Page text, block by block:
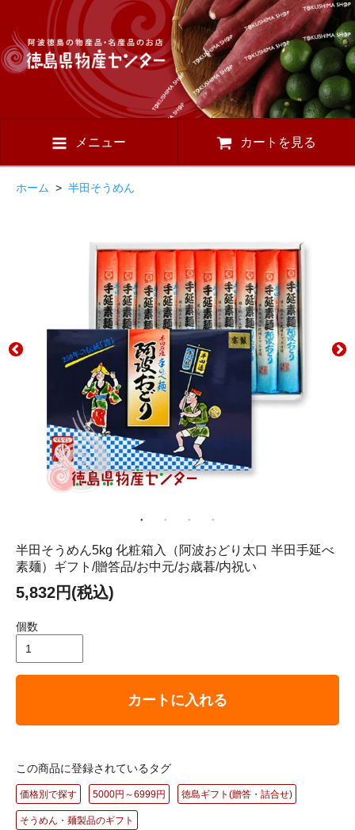
メニュー カートを見る
ホーム > 半田そうめん
半田そうめん5kg 化粧箱入（阿波おどり太口 半田手延べ
素麺）ギフト/贈答品/お中元/お歳暮/内祝い
5,832円(税込)
個数
カートに入れる
この商品に登録されているタグ
価格別で探す 5000円～6999円 徳島ギフト(贈答・詰合せ)
そうめん・麺製品のギフト